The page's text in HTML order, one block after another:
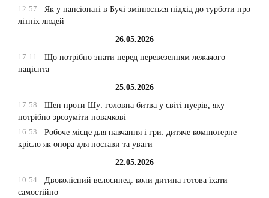
12:57
Як у пансіонаті в Бучі змінюється підхід до турботи про
літніх людей
26.05.2026
17:11
Що потрібно знати перед перевезенням лежачого
пацієнта
25.05.2026
17:58
Шен проти Шу: головна битва у світі пуерів, яку
потрібно зрозуміти новачкові
16:53
Робоче місце для навчання і гри: дитяче компютерне
крісло як опора для постави та уваги
22.05.2026
10:54
Двоколісний велосипед: коли дитина готова їхати
самостійно